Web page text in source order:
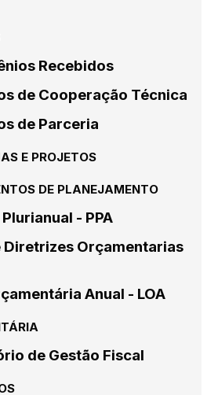
Recebidos
de Cooperação Técnica
de Parceria
E PROJETOS
DE PLANEJAMENTO
- PPA
Diretrizes Orçamentarias
Anual - LOA
de Gestão Fiscal